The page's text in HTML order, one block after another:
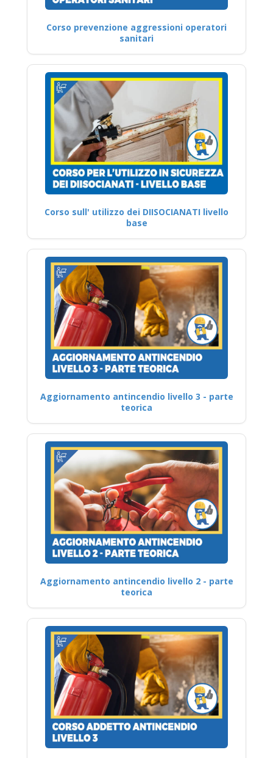
Corso prevenzione aggressioni operatori
sanitari
Corso sull' utilizzo dei DIISOCIANATI livello
base
Aggiornamento antincendio livello 3 - parte
teorica
Aggiornamento antincendio livello 2 - parte
teorica